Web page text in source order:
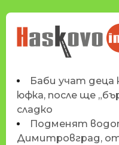
НОВИНИТЕ НА
HASKOVO.INFO
Баби учат деца
юфка, после ще
сладко
Подменят
Димитровград,